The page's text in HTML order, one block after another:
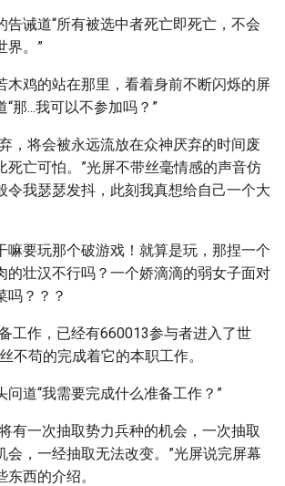
告诫道“所有被选中者死亡即死亡，不会
界。”
木鸡的站在那里，看着身前不断闪烁的屏
那...我可以不参加吗？”
，将会被永远流放在众神厌弃的时间废
死亡可怕。”光屏不带丝毫情感的声音仿
令我瑟瑟发抖，此刻我真想给自己一个大
嘛要玩那个破游戏！就算是玩，那捏一个
的壮汉不行吗？一个娇滴滴的弱女子面对
吗？？？
工作，已经有660013参与者进入了世
不苟的完成着它的本职工作。
问道“我需要完成什么准备工作？”
有一次抽取势力兵种的机会，一次抽取
会，一经抽取无法改变。”光屏说完屏幕
西的介绍。